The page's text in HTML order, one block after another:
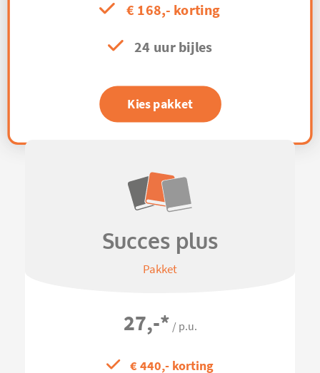
€ 168,- korting
24 uur bijles
Kies pakket
Succes plus
Pakket
27,-* / p.u.
€ 440,- korting